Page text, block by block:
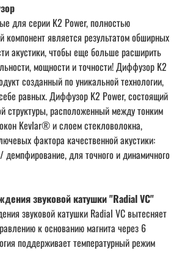
для серии K2 Power, полностью
является результатом обширных
акустики, чтобы еще больше расширить
мощности и точности! Диффузор K2
созданный по уникальной технологии,
равных. Диффузор K2 Power, состоящий
структуры, расположенный между тонким
Kevlar® и слоем стекловолокна,
фактора качественной акустики:
демпфирование, для точного и динамичного
звуковой катушки "Radial VC"
звуковой катушки Radial VC вытесняет
к основанию магнита через 6
поддерживает температурный режим